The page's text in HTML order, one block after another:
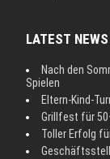
LATEST NEWS
Nach den
Spielen
Eltern-Kind-
Grillfest für
Toller Erfolg